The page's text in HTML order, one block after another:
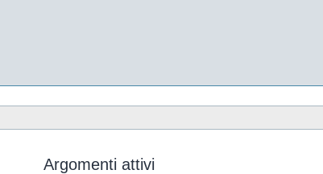
Argomenti attivi